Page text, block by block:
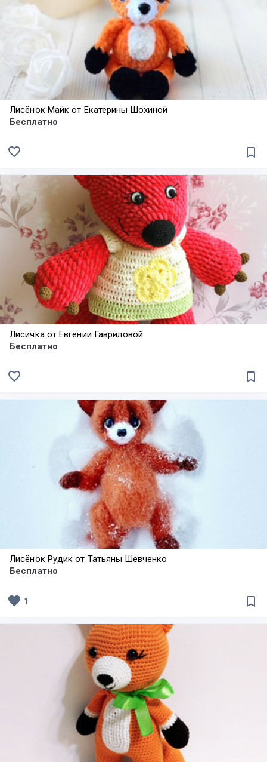
Лисёнок Майк от Екатерины Шохиной
Бесплатно
bookmark_border
favorite_border
Лисичка от Евгении Гавриловой
Бесплатно
bookmark_border
favorite_border
Лисёнок Рудик от Татьяны Шевченко
Бесплатно
bookmark_border
favorite 1